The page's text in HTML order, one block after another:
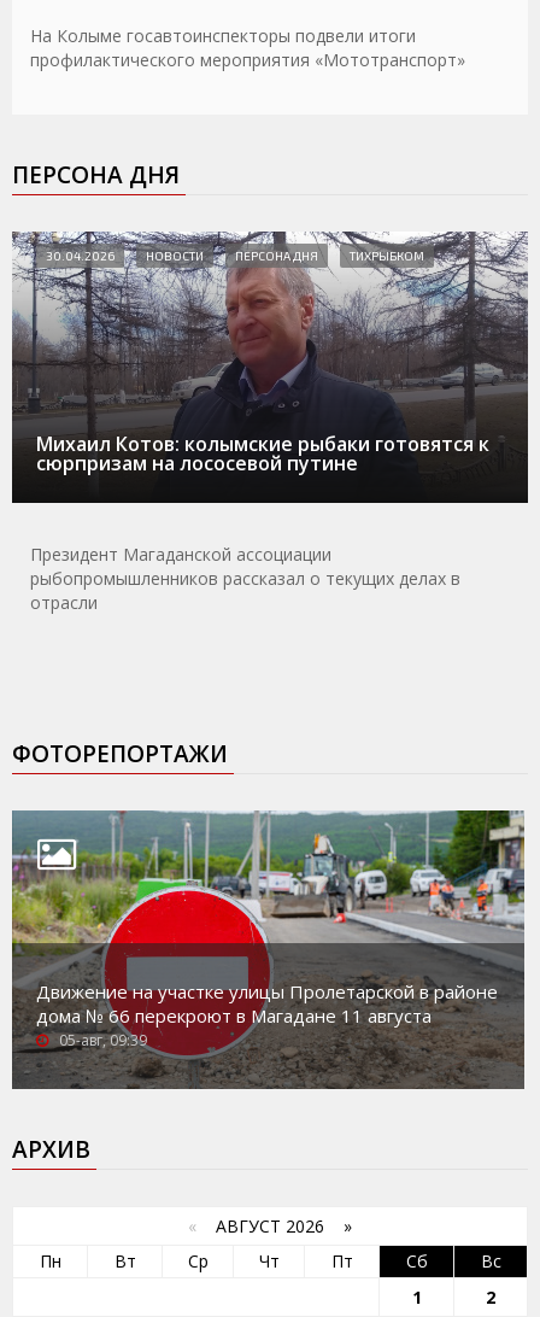
На Колыме госавтоинспекторы подвели итоги
профилактического мероприятия «Мототранспорт»
ПЕРСОНА ДНЯ
Михаил Котов: колымские рыбаки готовятся к
сюрпризам на лососевой путине
30.04.2026 НОВОСТИ ПЕРСОНА ДНЯ ТИХРЫБКОМ
Президент Магаданской ассоциации
рыбопромышленников рассказал о текущих делах в
отрасли
ФОТОРЕПОРТАЖИ
Движение на участке улицы Пролетарской в районе
дома № 66 перекроют в Магадане 11 августа
05-авг, 09:39
АРХИВ
« АВГУСТ 2026 »
Пн
Вт Ср Чт Пт Сб
Вс
1
2